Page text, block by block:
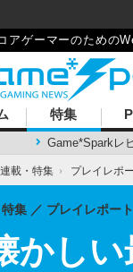
アゲーマーのための
特集
Game*Sparkレ
連載・特集 › プレイレポ
かし
集 プレイレポート